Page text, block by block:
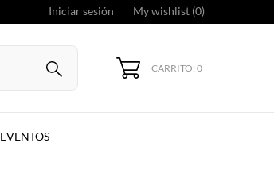
Iniciar sesión My wishlist (0)
CARRITO: 0
EVENTOS